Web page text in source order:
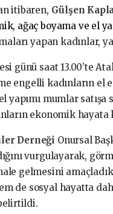
itibaren, Gülşen
ağaç boyama ve el
yapan kadınlar,
günü saat 13.00’te
engelli kadınların el
yapımı mumlar
ekonomik hayata
Derneği Onursal
vurgulayarak,
gelmesini
de sosyal hayatta
belirtildi.